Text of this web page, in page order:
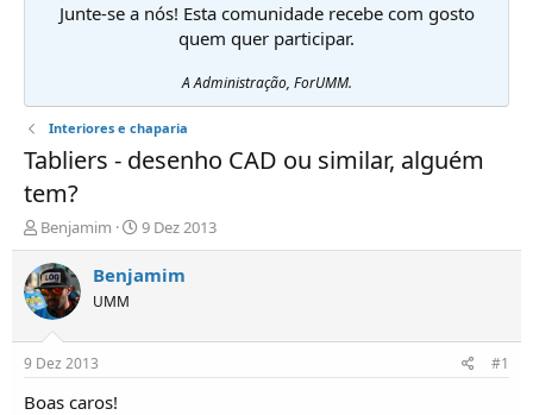
Junte-se a nós! Esta comunidade recebe com gosto
quem quer participar.
A Administração, ForUMM.
Interiores e chaparia
Tabliers - desenho CAD ou similar, alguém
tem?
I
n
i
c
i
d
o
r
Benjamim
D
a
t
9 Dez 2013
Benjamim
UMM
9 Dez 2013 #1
Boas caros!